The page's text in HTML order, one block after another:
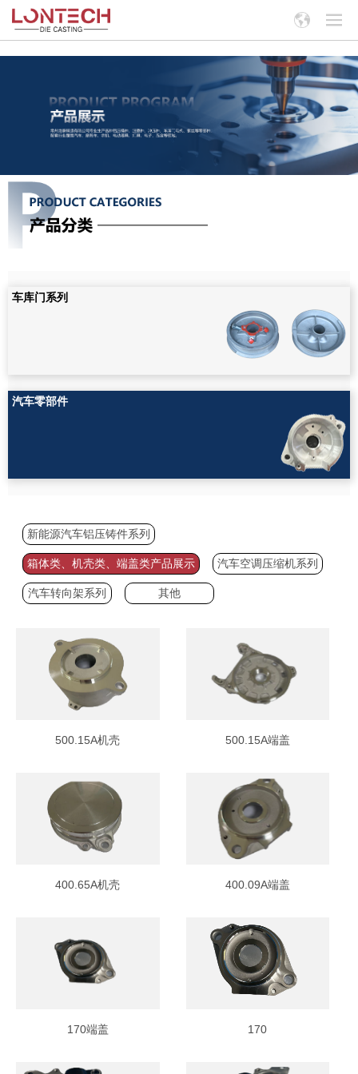
车库门系列
汽车零部件
新能源汽车铝压铸件系列
箱体类、机壳类、端盖类产品展示 汽车空调压缩机系列
汽车转向架系列 其他
500.15A机壳 500.15A端盖
400.65A机壳 400.09A端盖
170端盖 170